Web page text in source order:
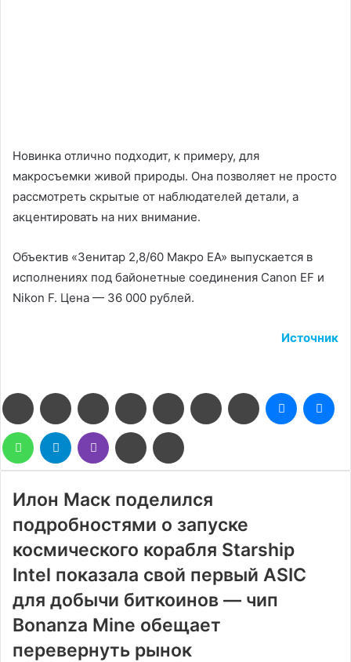
Новинка отлично подходит, к примеру, для
макросъемки живой природы. Она позволяет не просто
рассмотреть скрытые от наблюдателей детали, а
акцентировать на них внимание.
Объектив «Зенитар 2,8/60 Макро EA» выпускается в
исполнениях под байонетные соединения Canon EF и
Nikon F. Цена — 36 000 рублей.
Источник
FacebookTwitter LinkedIn Pinterest Reddit ВконтактеОдноклассники
Messenger
WhatsAppTelegram Viber
Поделиться
через
электронную
Илон Маск поделился
подробностями о запуске
космического корабля Starship
Intel показала свой первый ASIC
для добычи биткоинов — чип
Bonanza Mine обещает
перевернуть рынок